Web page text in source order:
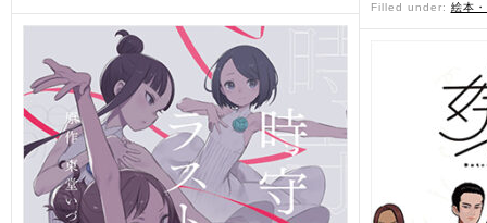
Filled under: 絵本